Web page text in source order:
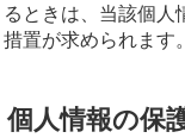
るときは、当該個人
措置が求められます。
個人情報の保